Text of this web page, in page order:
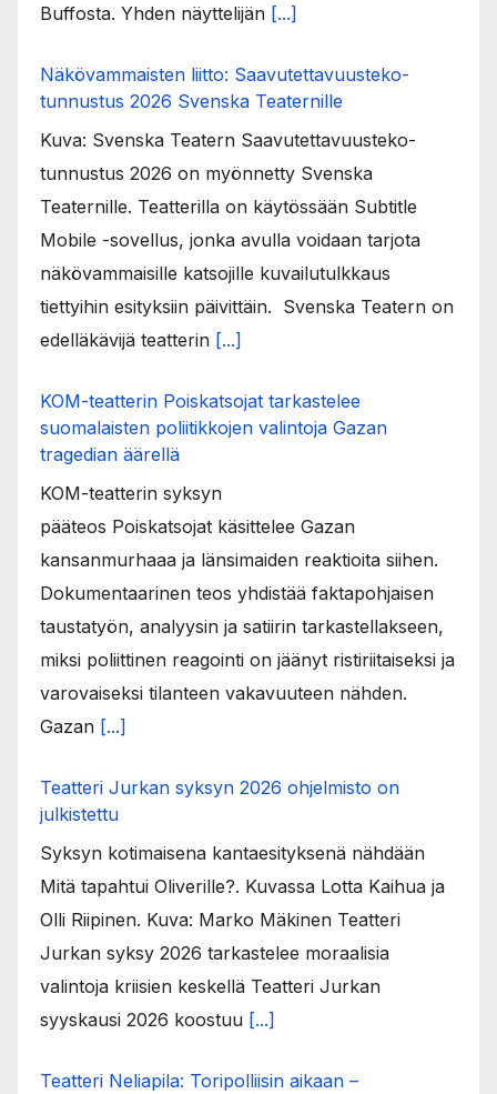
Buffosta. Yhden näyttelijän [...]
Näkövammaisten liitto: Saavutettavuusteko-
tunnustus 2026 Svenska Teaternille
Kuva: Svenska Teatern Saavutettavuusteko-
tunnustus 2026 on myönnetty Svenska
Teaternille. Teatterilla on käytössään Subtitle
Mobile -sovellus, jonka avulla voidaan tarjota
näkövammaisille katsojille kuvailutulkkaus
tiettyihin esityksiin päivittäin. Svenska Teatern on
edelläkävijä teatterin [...]
KOM-teatterin Poiskatsojat tarkastelee
suomalaisten poliitikkojen valintoja Gazan
tragedian äärellä
KOM-teatterin syksyn
pääteos Poiskatsojat käsittelee Gazan
kansanmurhaaa ja länsimaiden reaktioita siihen.
Dokumentaarinen teos yhdistää faktapohjaisen
taustatyön, analyysin ja satiirin tarkastellakseen,
miksi poliittinen reagointi on jäänyt ristiriitaiseksi ja
varovaiseksi tilanteen vakavuuteen nähden.
Gazan [...]
Teatteri Jurkan syksyn 2026 ohjelmisto on
julkistettu
Syksyn kotimaisena kantaesityksenä nähdään
Mitä tapahtui Oliverille?. Kuvassa Lotta Kaihua ja
Olli Riipinen. Kuva: Marko Mäkinen Teatteri
Jurkan syksy 2026 tarkastelee moraalisia
valintoja kriisien keskellä Teatteri Jurkan
syyskausi 2026 koostuu [...]
Teatteri Neliapila: Toripolliisin aikaan –